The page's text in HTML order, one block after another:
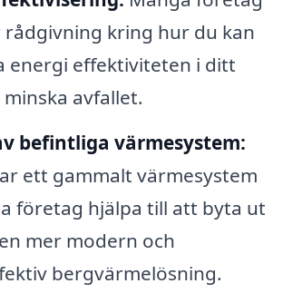
kring hur du kan
energi effektiviteten i ditt
avfallet.
befintliga värmesystem:
ett gammalt värmesystem
företag hjälpa till att byta ut
mer modern och
bergvärmelösning.